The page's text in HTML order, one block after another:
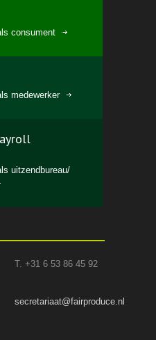
consument
medewerker
uitzendbureau/
T. +31 6 53 86 45 92
secretariaat@fairproduce.nl